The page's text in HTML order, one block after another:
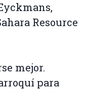
Resource
mejor.
para